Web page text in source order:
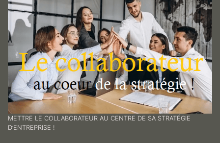
METTRE LE COLLABORATEUR AU CENTRE DE SA STRATÉGIE
D’ENTREPRISE !